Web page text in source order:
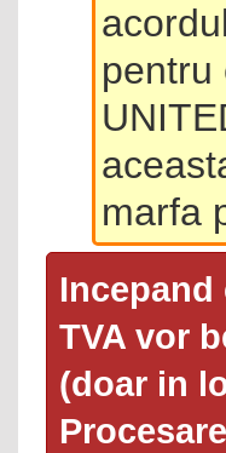
pentru
marfa
Incepand
TVA vor
(doar in